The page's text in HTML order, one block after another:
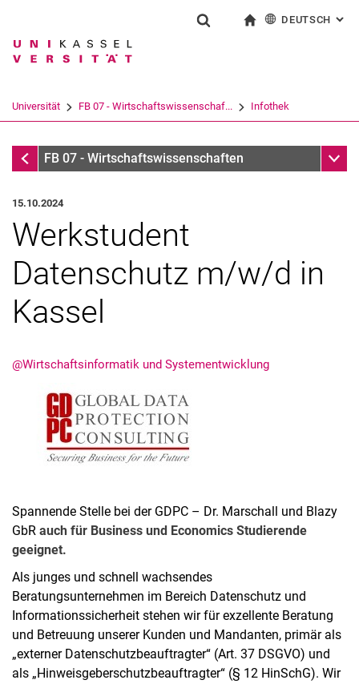
Springe direkt zu: Inhalt
Springe direkt zu: Suche
Springe direkt zu:
Suchbegriff
Suchen (öffnet externen Link in einem
DEUTSCH :
Universität FB 07 - Wirtschaftswissenschaf... Infothek
InfothekFB 07 - Wirtschaftswissenschaften
Aktuelles
15.10.2024
Werkstudent
Datenschutz m/w/d in
Kassel
@Wirtschaftsinformatik und Systementwicklung
Spannende Stelle bei der GDPC – Dr. Marschall und Blazy
GbR auch für Business und Economics Studierende
geeignet.
Als junges und schnell wachsendes
Beratungsunternehmen im Bereich Datenschutz und
Informationssicherheit stehen wir für exzellente Beratung
und Betreuung unserer Kunden und Mandanten, primär als
„externer Datenschutzbeauftragter“ (Art. 37 DSGVO) und
als „Hinweisgeberschutzbeauftragter“ (§ 12 HinSchG). Wir